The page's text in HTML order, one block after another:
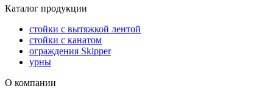
Каталог продукции
стойки с вытяжкой лентой
стойки с канатом
ограждения Skipper
урны
О компании